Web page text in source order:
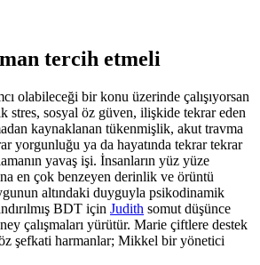
tercih etmeli
olabileceği bir konu üzerinde çalışıyorsan
sosyal öz güven, ilişkide tekrar eden
kaynaklanan tükenmişlik, akut travma
yorgunluğu ya da hayatında tekrar tekrar
yavaş işi. İnsanların yüz yüze
en çok benzeyen derinlik ve örüntü
altındaki duyguyla psikodinamik
BDT için Judith somut düşünce
çalışmaları yürütür. Marie çiftlere destek
şefkati harmanlar; Mikkel bir yönetici